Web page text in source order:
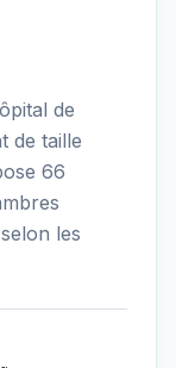
de
de taille
66
les